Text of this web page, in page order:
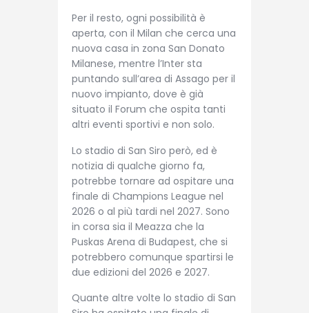
Per il resto, ogni possibilità è
aperta, con il Milan che cerca una
nuova casa in zona San Donato
Milanese, mentre l’Inter sta
puntando sull’area di Assago per il
nuovo impianto, dove è già
situato il Forum che ospita tanti
altri eventi sportivi e non solo.
Lo stadio di San Siro però, ed è
notizia di qualche giorno fa,
potrebbe tornare ad ospitare una
finale di Champions League nel
2026 o al più tardi nel 2027. Sono
in corsa sia il Meazza che la
Puskas Arena di Budapest, che si
potrebbero comunque spartirsi le
due edizioni del 2026 e 2027.
Quante altre volte lo stadio di San